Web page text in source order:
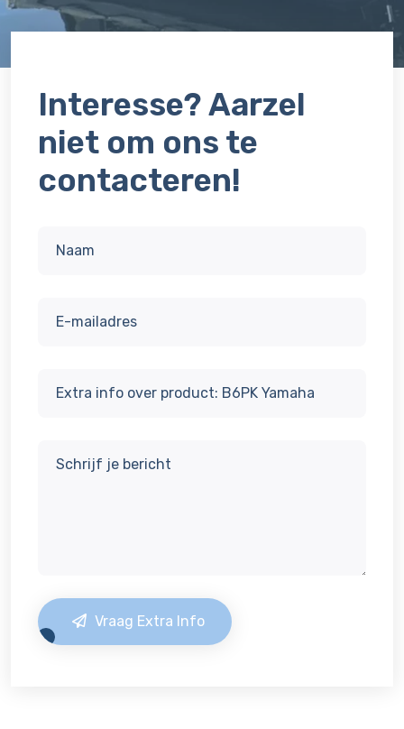
Interesse? Aarzel
niet om ons te
contacteren!
Vraag Extra Info